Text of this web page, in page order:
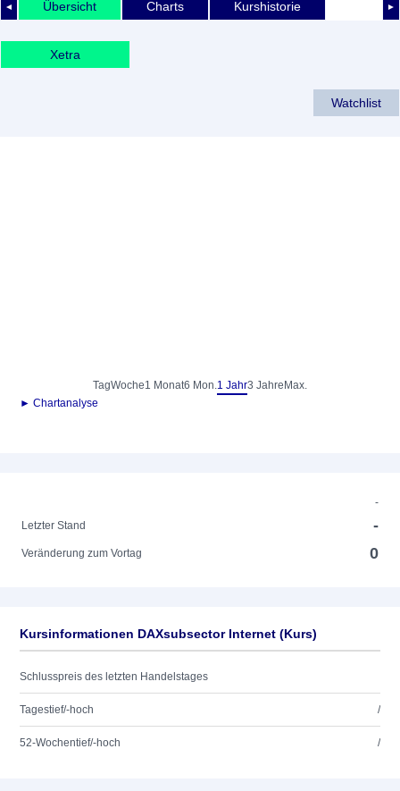
◄ ►
Übersicht Charts Kurshistorie
Xetra
Watchlist
TagWoche1 Monat6 Mon.1 Jahr3 Jahre Max.
► Chartanalyse
-
Letzter Stand
-
Veränderung zum Vortag 0
Kursinformationen DAXsubsector Internet (Kurs)
Schlusspreis des letzten Handelstages
Tagestief/-hoch /
52-Wochentief/-hoch /